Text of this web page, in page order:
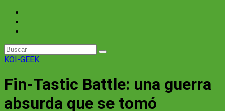
KOI-GEEK
Fin-Tastic Battle: una guerra
absurda que se tomó